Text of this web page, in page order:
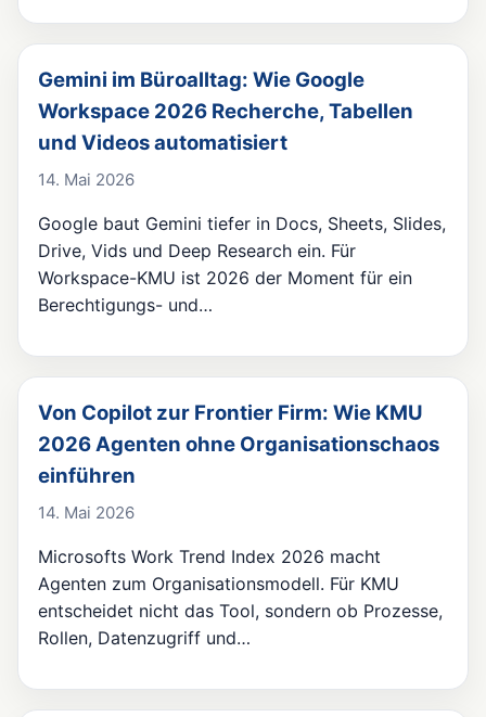
Gemini im Büroalltag: Wie Google
Workspace 2026 Recherche, Tabellen
und Videos automatisiert
14. Mai 2026
Google baut Gemini tiefer in Docs, Sheets, Slides,
Drive, Vids und Deep Research ein. Für
Workspace-KMU ist 2026 der Moment für ein
Berechtigungs- und…
Von Copilot zur Frontier Firm: Wie KMU
2026 Agenten ohne Organisationschaos
einführen
14. Mai 2026
Microsofts Work Trend Index 2026 macht
Agenten zum Organisationsmodell. Für KMU
entscheidet nicht das Tool, sondern ob Prozesse,
Rollen, Datenzugriff und…